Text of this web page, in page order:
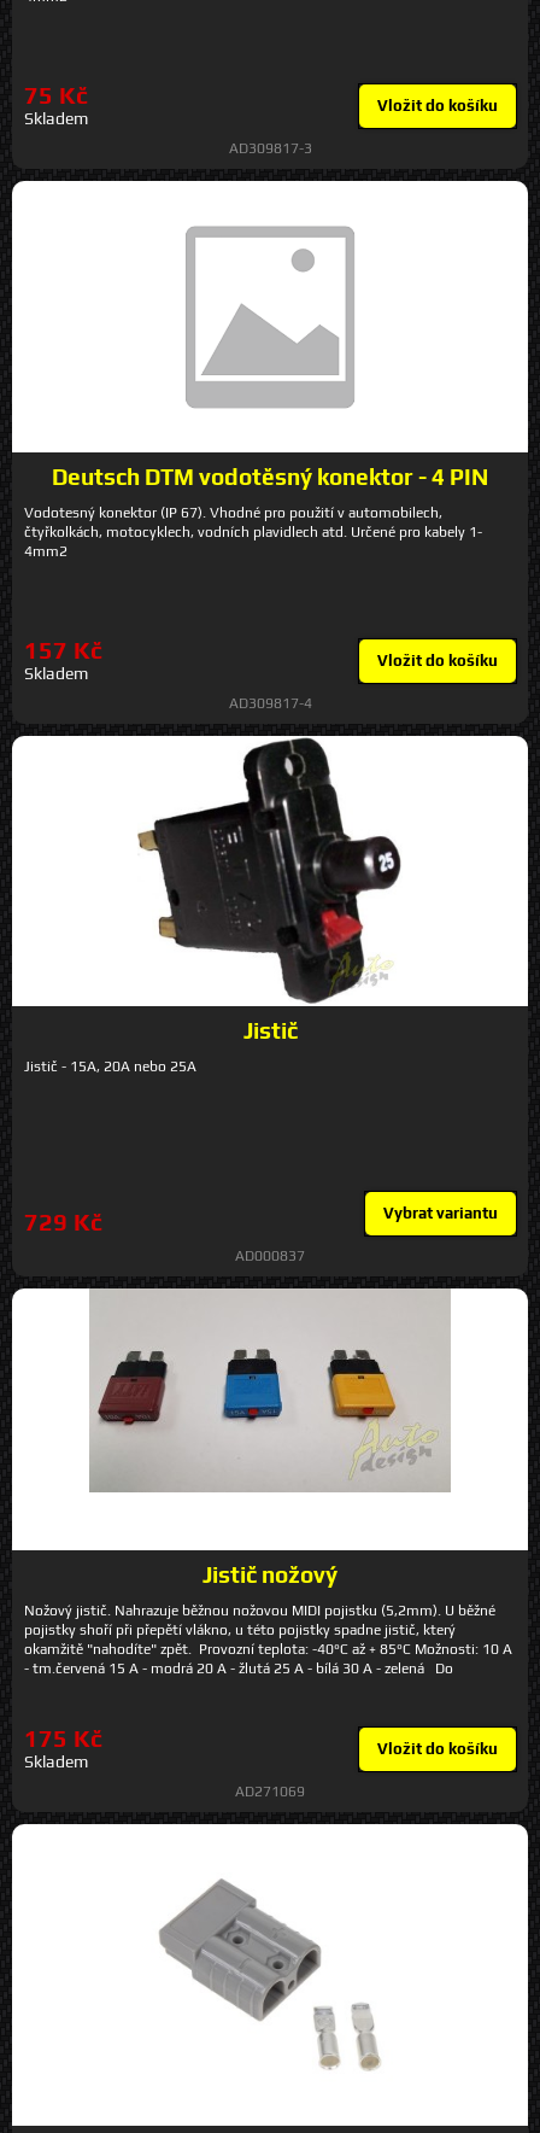
75 Kč
Skladem
Vložit do košíku
AD309817-3
Deutsch DTM vodotěsný konektor - 4 PIN
Vodotesný konektor (IP 67). Vhodné pro použití v automobilech,
čtyřkolkách, motocyklech, vodních plavidlech atd. Určené pro kabely 1-
4mm2
157 Kč
Skladem
Vložit do košíku
AD309817-4
Jistič
Jistič - 15A, 20A nebo 25A
729 Kč Vybrat variantu
AD000837
Jistič nožový
Nožový jistič. Nahrazuje běžnou nožovou MIDI pojistku (5,2mm). U běžné
pojistky shoří při přepětí vlákno, u této pojistky spadne jistič, který
okamžitě "nahodíte" zpět. Provozní teplota: -40°C až + 85°C Možnosti: 10 A
- tm.červená 15 A - modrá 20 A - žlutá 25 A - bílá 30 A - zelená Do
175 Kč
Skladem
Vložit do košíku
AD271069